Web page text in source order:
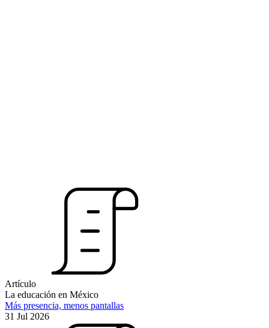
Artículo
La educación en México
Más presencia, menos pantallas
31 Jul 2026